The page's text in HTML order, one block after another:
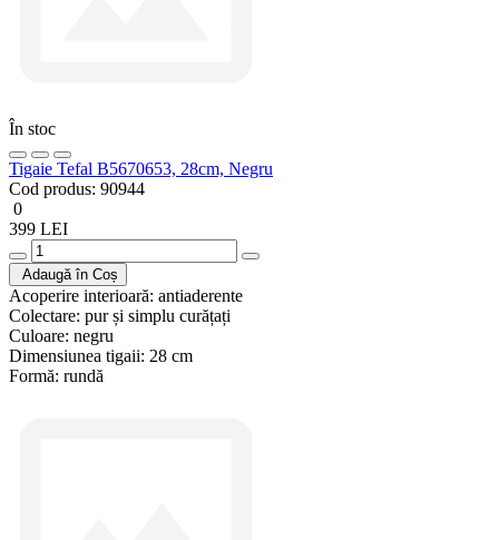
În stoc
Tigaie Tefal B5670653, 28cm, Negru
Cod produs: 90944
0
399 LEI
Adaugă în Coș
Acoperire interioară: antiaderente
Colectare: pur și simplu curățați
Culoare: negru
Dimensiunea tigaii: 28 cm
Formă: rundă